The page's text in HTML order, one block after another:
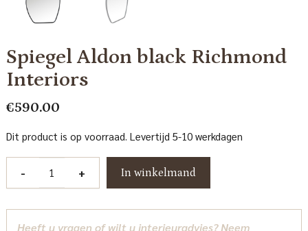
Spiegel Aldon black Richmond
Interiors
€590.00
Dit product is op voorraad. Levertijd 5-10 werkdagen
-
Richmond
+ In winkelmand
Heeft u vragen of wilt u interieuradvies? Neem